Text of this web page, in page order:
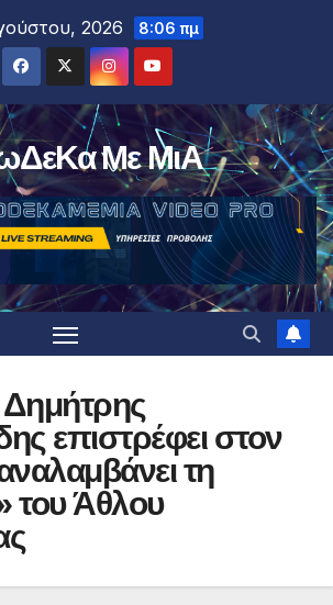
2026 8:06 πμ
Με ΜιΑ
επιστρέφει στον
τη
του Άθλου